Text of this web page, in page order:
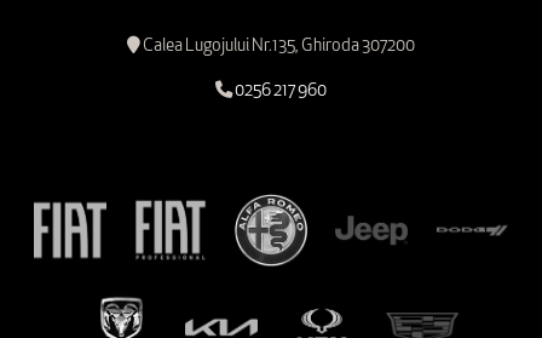
Calea Lugojului Nr.135, Ghiroda 307200
0256 217 960